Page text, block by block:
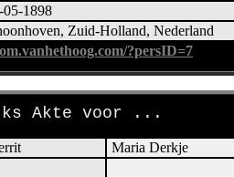
05-1898
Zuid-Holland, Nederland
?persID=7
Akte voor ...
Maria Derkje